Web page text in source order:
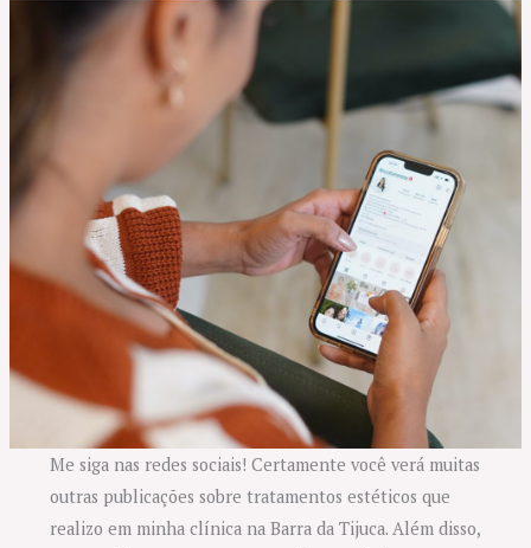
Me siga nas redes sociais! Certamente você verá muitas
outras publicações sobre tratamentos estéticos que
realizo em minha clínica na Barra da Tijuca. Além disso,